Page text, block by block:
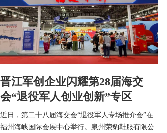
晋江军创企业闪耀第28届海交
会“退役军人创业创新”专区
近日，第二十八届海交会“退役军人专场推介会”在
福州海峡国际会展中心举行。泉州荣豹鞋服有限公